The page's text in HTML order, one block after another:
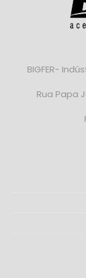
BIGFER-
Rua Papa